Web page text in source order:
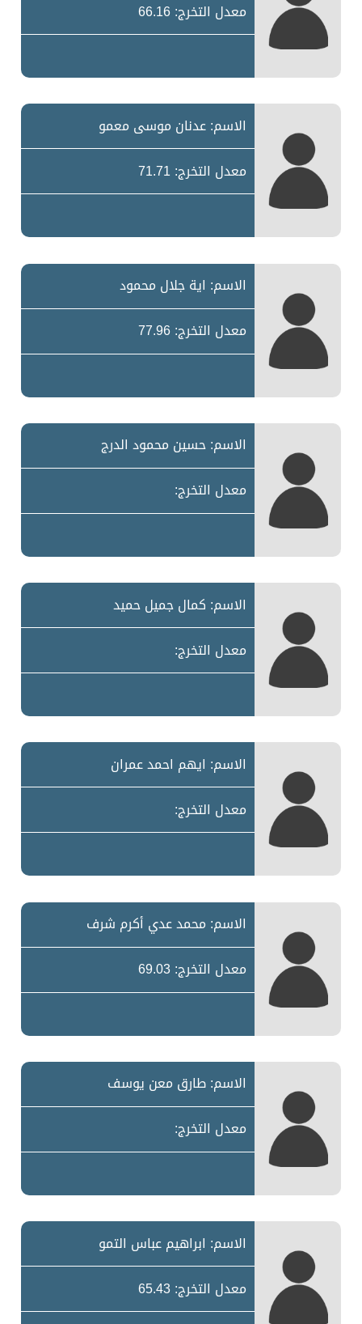
معدل التخرج: 66.16
الاسم: عدنان موسى معمو
معدل التخرج: 71.71
الاسم: اية جلال محمود
معدل التخرج: 77.96
الاسم: حسين محمود الدرج
معدل التخرج:
الاسم: كمال جميل حميد
معدل التخرج:
الاسم: ايهم احمد عمران
معدل التخرج:
الاسم: محمد عدي أكرم شرف
معدل التخرج: 69.03
الاسم: طارق معن يوسف
معدل التخرج:
الاسم: ابراهيم عباس التمو
معدل التخرج: 65.43